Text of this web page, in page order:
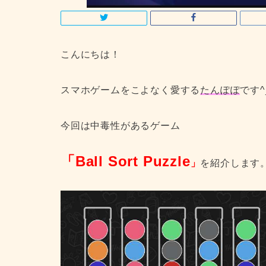
こんにちは！
スマホゲームをこよなく愛する たんぽぽです
今回は中毒性があるゲーム
「Ball Sort Puzzle 」 を紹介します